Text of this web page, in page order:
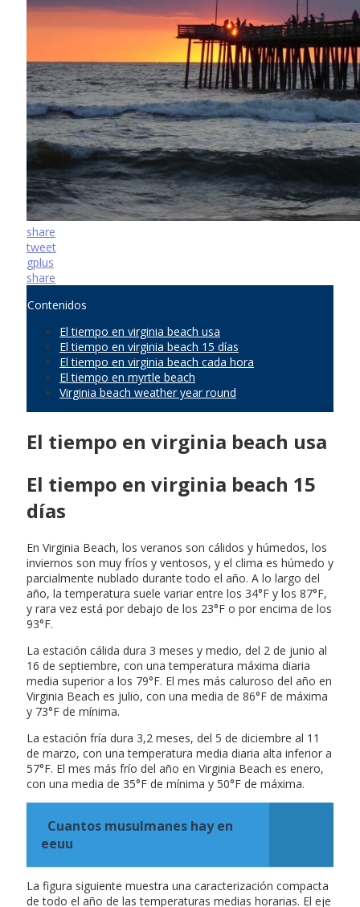
share
tweet
gplus
share
Contenidos
El tiempo en virginia beach usa
El tiempo en virginia beach 15 días
El tiempo en virginia beach cada hora
El tiempo en myrtle beach
Virginia beach weather year round
El tiempo en virginia beach usa
El tiempo en virginia beach 15
días
En Virginia Beach, los veranos son cálidos y húmedos, los
inviernos son muy fríos y ventosos, y el clima es húmedo y
parcialmente nublado durante todo el año. A lo largo del
año, la temperatura suele variar entre los 34°F y los 87°F,
y rara vez está por debajo de los 23°F o por encima de los
93°F.
La estación cálida dura 3 meses y medio, del 2 de junio al
16 de septiembre, con una temperatura máxima diaria
media superior a los 79°F. El mes más caluroso del año en
Virginia Beach es julio, con una media de 86°F de máxima
y 73°F de mínima.
La estación fría dura 3,2 meses, del 5 de diciembre al 11
de marzo, con una temperatura media diaria alta inferior a
57°F. El mes más frío del año en Virginia Beach es enero,
con una media de 35°F de mínima y 50°F de máxima.
Cuantos musulmanes hay en
eeuu
La figura siguiente muestra una caracterización compacta
de todo el año de las temperaturas medias horarias. El eje